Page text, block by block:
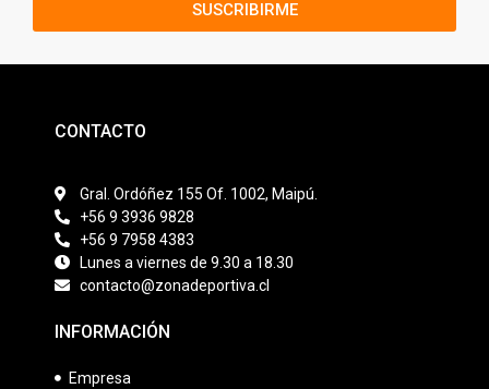
SUSCRIBIRME
CONTACTO
Gral. Ordóñez 155 Of. 1002, Maipú.
+56 9 3936 9828
+56 9 7958 4383
Lunes a viernes de 9.30 a 18.30
contacto@zonadeportiva.cl
INFORMACIÓN
Empresa